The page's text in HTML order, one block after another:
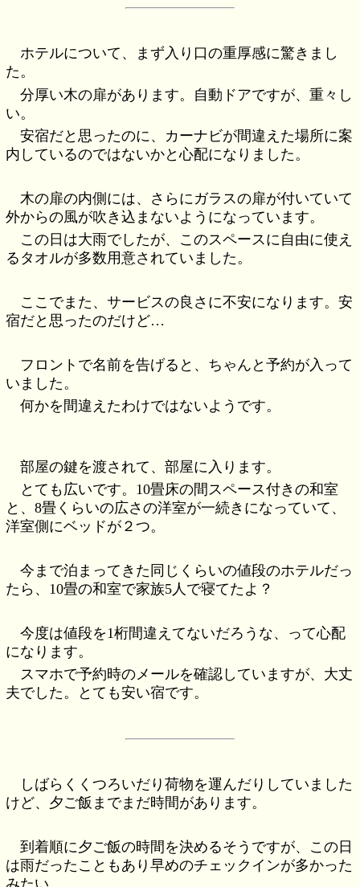
ホテルについて、まず入り口の重厚感に驚きまし
た。
分厚い木の扉があります。自動ドアですが、重々し
い。
安宿だと思ったのに、カーナビが間違えた場所に案
内しているのではないかと心配になりました。
木の扉の内側には、さらにガラスの扉が付いていて
外からの風が吹き込まないようになっています。
この日は大雨でしたが、このスペースに自由に使え
るタオルが多数用意されていました。
ここでまた、サービスの良さに不安になります。安
宿だと思ったのだけど…
フロントで名前を告げると、ちゃんと予約が入って
いました。
何かを間違えたわけではないようです。
部屋の鍵を渡されて、部屋に入ります。
とても広いです。10畳床の間スペース付きの和室
と、8畳くらいの広さの洋室が一続きになっていて、
洋室側にベッドが２つ。
今まで泊まってきた同じくらいの値段のホテルだっ
たら、10畳の和室で家族5人で寝てたよ？
今度は値段を1桁間違えてないだろうな、って心配
になります。
スマホで予約時のメールを確認していますが、大丈
夫でした。とても安い宿です。
しばらくくつろいだり荷物を運んだりしていました
けど、夕ご飯までまだ時間があります。
到着順に夕ご飯の時間を決めるそうですが、この日
は雨だったこともあり早めのチェックインが多かった
みたい。